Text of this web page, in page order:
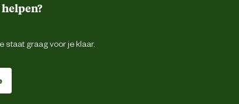
staat graag voor je klaar.